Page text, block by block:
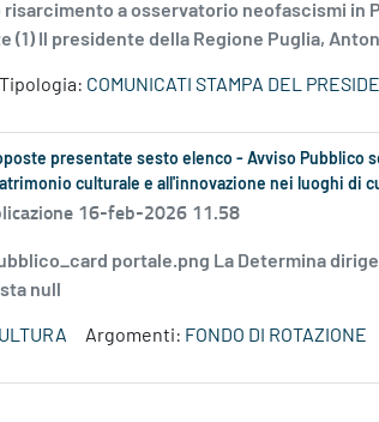
a osservatorio neofascismi in
(1) Il presidente della Regione Puglia,
Tipologia: COMUNICATI STAMPA DEL
presentate sesto elenco - Avviso Pubblico
culturale e all'innovazione nei luoghi di
16-feb-2026 11.58
portale.png La Determina
null
Argomenti: FONDO DI ROTAZIONE